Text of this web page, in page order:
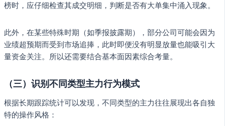
榜时，应仔细检查其成交明细，判断是否有大单集中涌入现象。
此外，在某些特殊时期（如季报披露期），部分公司可能会因为
业绩超预期而受到市场追捧，此时即便没有明显放量也能吸引大
量资金关注。所以还需要结合基本面因素综合考量。
（三）识别不同类型主力行为模式
根据长期跟踪统计可以发现，不同类型的主力往往展现出各自独
特的操作风格：